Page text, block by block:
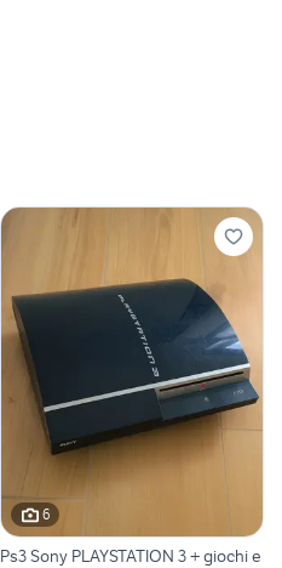
6
Ps3 Sony PLAYSTATION 3 + giochi e